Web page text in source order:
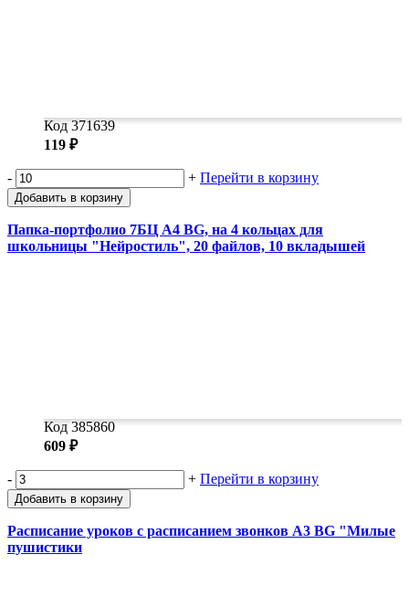
Код 371639
119 ₽
- + Перейти в корзину
Добавить в корзину
Папка-портфолио 7БЦ А4 BG, на 4 кольцах для
школьницы "Нейростиль", 20 файлов, 10 вкладышей
Код 385860
609 ₽
- + Перейти в корзину
Добавить в корзину
Расписание уроков с расписанием звонков А3 BG "Милые
пушистики